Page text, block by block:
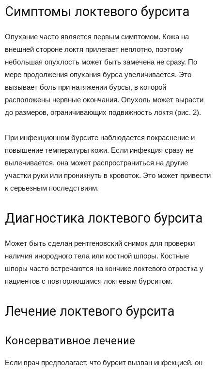
Симптомы локтевого бурсита
Опухание часто является первым симптомом. Кожа на
внешней стороне локтя прилегает неплотно, поэтому
небольшая опухлость может быть замечена не сразу. По
мере продолжения опухания бурса увеличивается. Это
вызывает боль при натяжении бурсы, в которой
расположены нервные окончания. Опухоль может вырасти
до размеров, ограничивающих подвижность локтя (рис. 2).
При инфекционном бурсите наблюдается покраснение и
повышение температуры кожи. Если инфекция сразу не
вылечивается, она может распространиться на другие
участки руки или проникнуть в кровоток. Это может привести
к серьезным последствиям.
Диагностика локтевого бурсита
Может быть сделан рентгеновский снимок для проверки
наличия инородного тела или костной шпоры. Костные
шпоры часто встречаются на кончике локтевого отростка у
пациентов с повторяющимся локтевым бурситом.
Лечение локтевого бурсита
Консервативное лечение
Если врач предполагает, что бурсит вызван инфекцией, он